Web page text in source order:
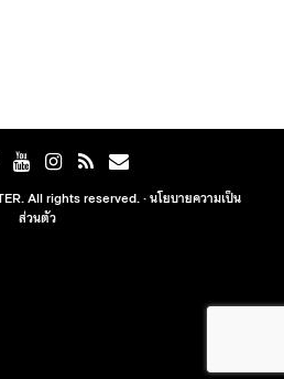
All rights reserved. ·นโยบายความเป็น
ส่วนตัว